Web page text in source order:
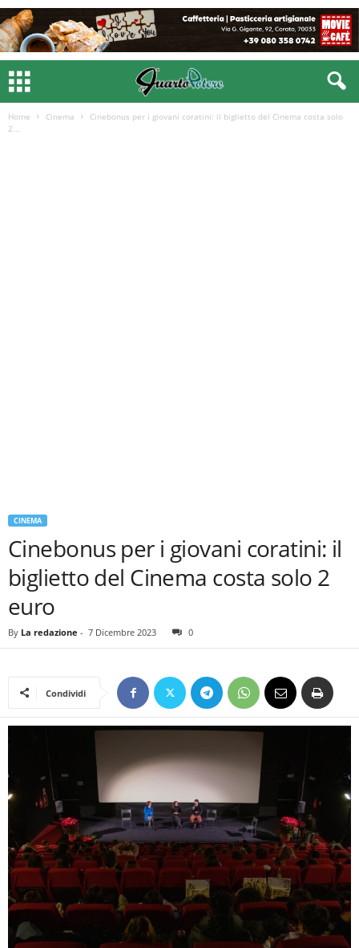
Home Cinema
Cinebonus per i giovani coratini: il biglietto del Cinema costa solo
2...
CINEMA
Cinebonus per i giovani coratini: il
biglietto del Cinema costa solo 2
euro
By La redazione - 7 Dicembre 2023 0
Condividi